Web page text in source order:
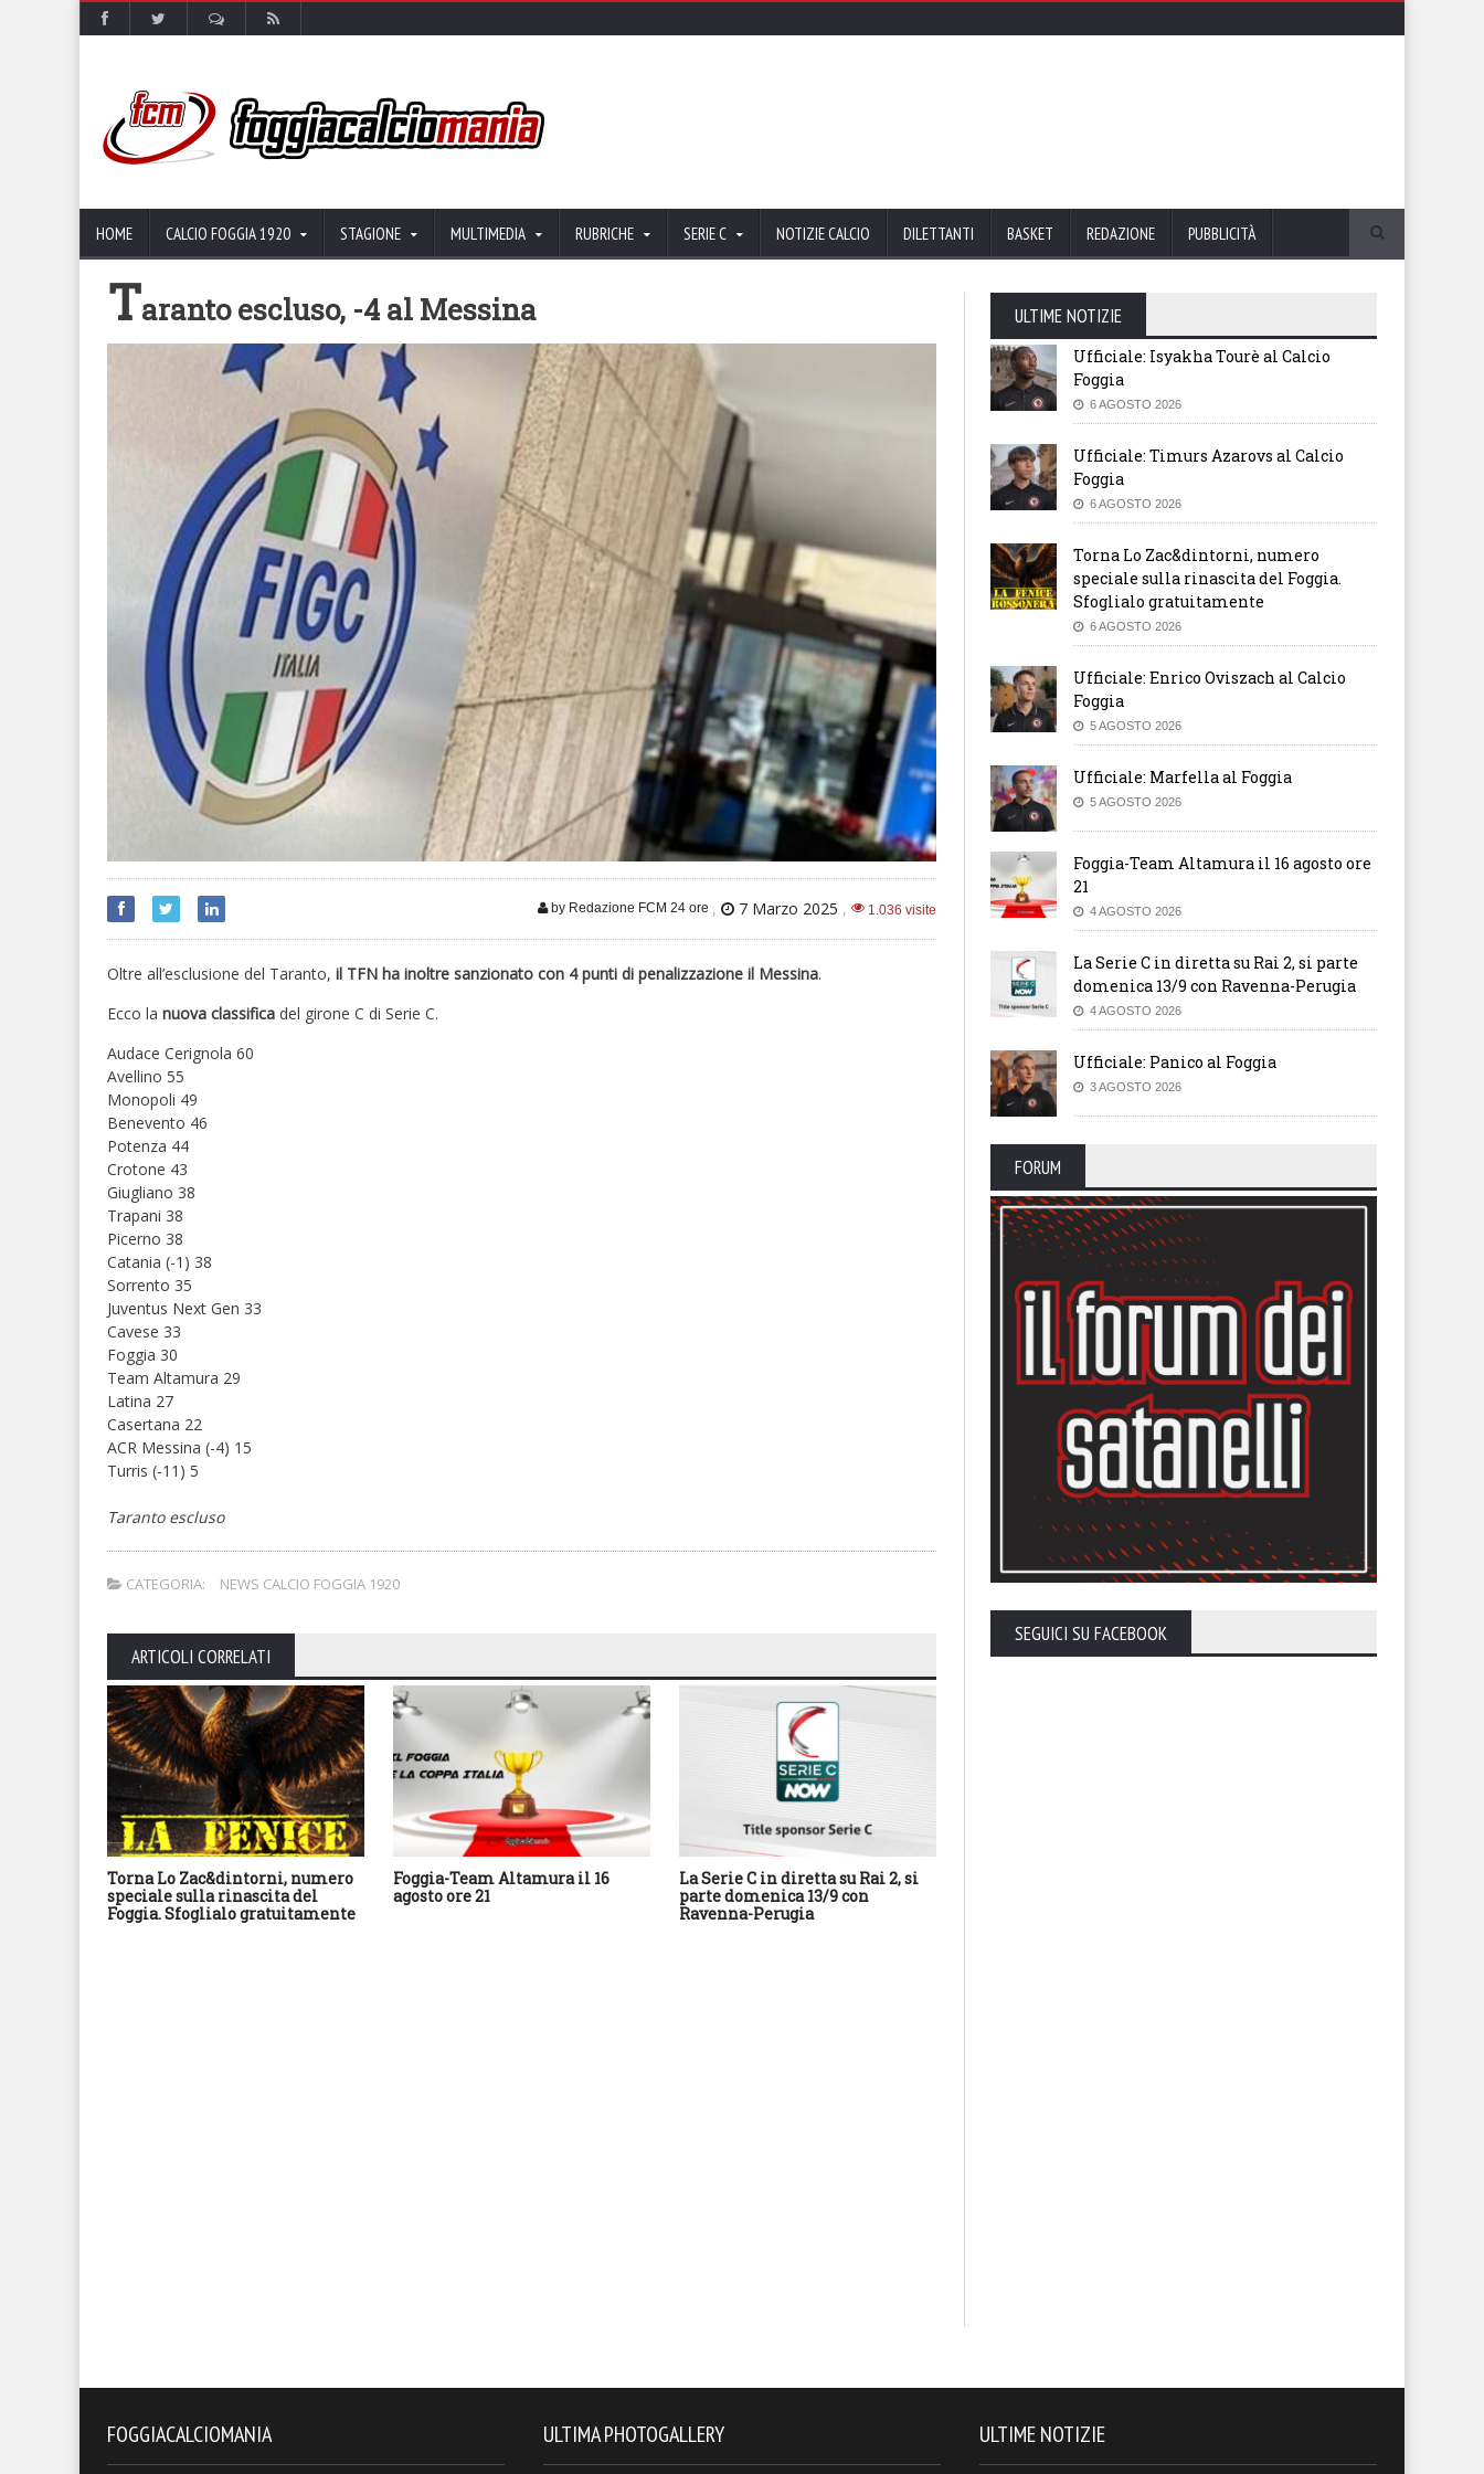
HOME CALCIO FOGGIA 1920 STAGIONE MULTIMEDIA RUBRICHE SERIE C NOTIZIE CALCIO DILETTANTI BASKET REDAZIONE PUBBLICITÀ
Taranto escluso, -4 al Messina
by Redazione FCM 24 ore , 7 Marzo 2025 , 1.036 visite
Oltre all’esclusione del Taranto, il TFN ha inoltre sanzionato con 4 punti di penalizzazione il Messina.
Ecco la nuova classifica del girone C di Serie C.
Audace Cerignola 60
Avellino 55
Monopoli 49
Benevento 46
Potenza 44
Crotone 43
Giugliano 38
Trapani 38
Picerno 38
Catania (-1) 38
Sorrento 35
Juventus Next Gen 33
Cavese 33
Foggia 30
Team Altamura 29
Latina 27
Casertana 22
ACR Messina (-4) 15
Turris (-11) 5
Taranto escluso
CATEGORIA: NEWS CALCIO FOGGIA 1920
ARTICOLI CORRELATI
Torna Lo Zac&dintorni, numero
speciale sulla rinascita del
Foggia. Sfoglialo gratuitamente
Foggia-Team Altamura il 16
agosto ore 21
La Serie C in diretta su Rai 2, si
parte domenica 13/9 con
Ravenna-Perugia
ULTIME NOTIZIE
Ufficiale: Isyakha Tourè al Calcio
Foggia
6 AGOSTO 2026
Ufficiale: Timurs Azarovs al Calcio
Foggia
6 AGOSTO 2026
Torna Lo Zac&dintorni, numero
speciale sulla rinascita del Foggia.
Sfoglialo gratuitamente
6 AGOSTO 2026
Ufficiale: Enrico Oviszach al Calcio
Foggia
5 AGOSTO 2026
Ufficiale: Marfella al Foggia
5 AGOSTO 2026
Foggia-Team Altamura il 16 agosto ore
21
4 AGOSTO 2026
La Serie C in diretta su Rai 2, si parte
domenica 13/9 con Ravenna-Perugia
4 AGOSTO 2026
Ufficiale: Panico al Foggia
3 AGOSTO 2026
FORUM
SEGUICI SU FACEBOOK
FOGGIACALCIOMANIA ULTIMA PHOTOGALLERY ULTIME NOTIZIE